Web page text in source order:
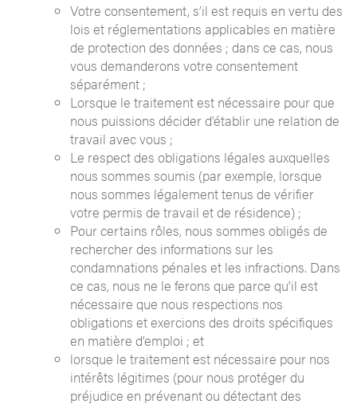
Votre consentement, s’il est requis en vertu des
lois et réglementations applicables en matière
de protection des données ; dans ce cas, nous
vous demanderons votre consentement
séparément ;
Lorsque le traitement est nécessaire pour que
nous puissions décider d’établir une relation de
travail avec vous ;
Le respect des obligations légales auxquelles
nous sommes soumis (par exemple, lorsque
nous sommes légalement tenus de vérifier
votre permis de travail et de résidence) ;
Pour certains rôles, nous sommes obligés de
rechercher des informations sur les
condamnations pénales et les infractions. Dans
ce cas, nous ne le ferons que parce qu’il est
nécessaire que nous respections nos
obligations et exercions des droits spécifiques
en matière d’emploi ; et
lorsque le traitement est nécessaire pour nos
intérêts légitimes (pour nous protéger du
préjudice en prévenant ou détectant des